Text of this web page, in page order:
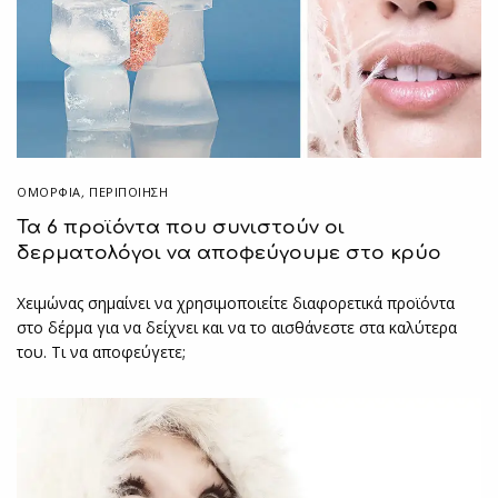
ΟΜΟΡΦΙΑ, ΠΕΡΙΠΟΊΗΣΗ
Τα 6 προϊόντα που συνιστούν οι
δερματολόγοι να αποφεύγουμε στο κρύο
Χειμώνας σημαίνει να χρησιμοποιείτε διαφορετικά προϊόντα
στο δέρμα για να δείχνει και να το αισθάνεστε στα καλύτερα
του. Τι να αποφεύγετε;